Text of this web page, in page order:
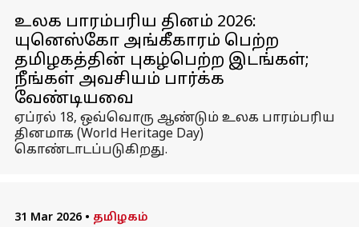
உலக பாரம்பரிய தினம் 2026:
யுனெஸ்கோ அங்கீகாரம் பெற்ற
தமிழகத்தின் புகழ்பெற்ற இடங்கள்;
நீங்கள் அவசியம் பார்க்க
வேண்டியவை
ஏப்ரல் 18, ஒவ்வொரு ஆண்டும் உலக பாரம்பரிய
தினமாக (World Heritage Day)
கொண்டாடப்படுகிறது.
31 Mar 2026 • தமிழகம்